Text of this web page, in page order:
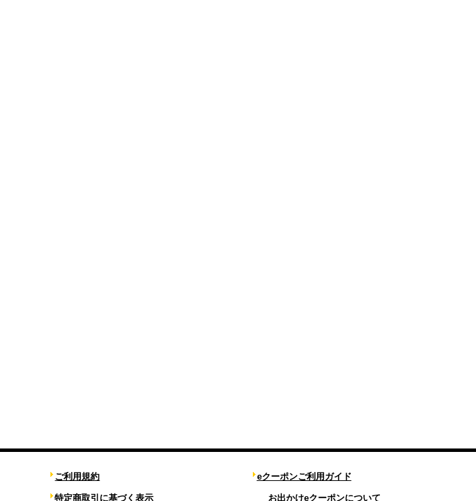
ご利用規約
特定商取引に基づく表示
eクーポンご利用ガイド
お出かけeクーポンについて